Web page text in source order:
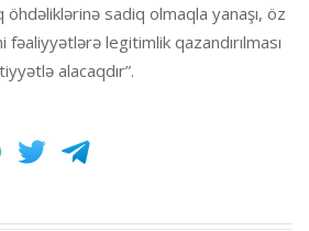
sadiq olmaqla yanaşı, öz
legitimlik qazandırılması
alacaqdır”.